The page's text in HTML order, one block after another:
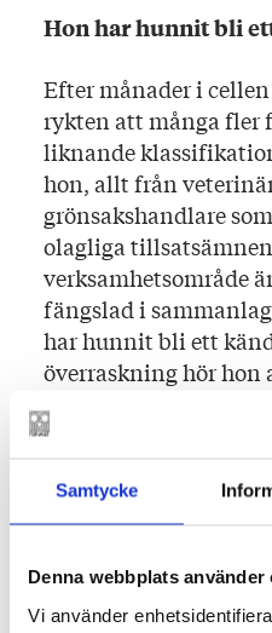
Samtycke
Denna webbplats använder
Vi använder
Hon har hunnit bli
Efter månader i
rykten att många fler
liknande
hon, allt från
grönsakshandlare
olagliga
verksamhetsområde
fängslad i
har hunnit bli ett
överraskning hör hon
demonstrationer på
henne. De är inte
och resulterar i att
förklarar diatyleter
väntar ingen längre,